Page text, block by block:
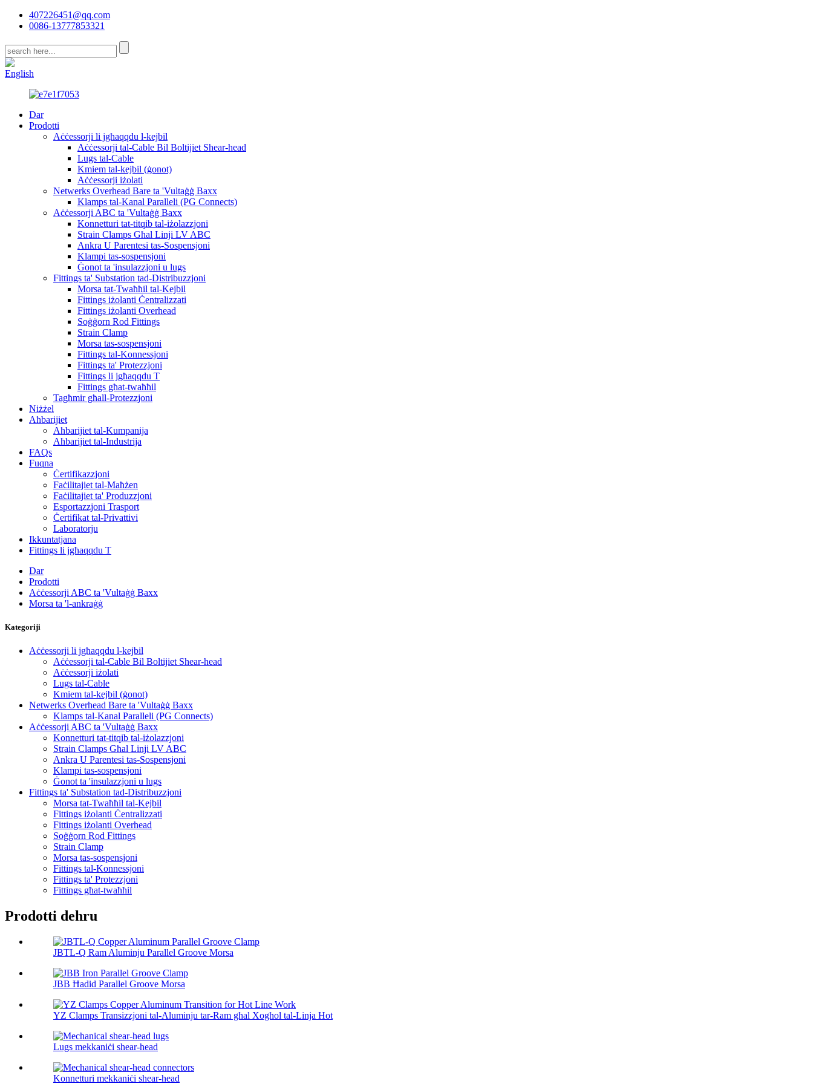
407226451@qq.com
0086-13777853321
English
Dar
Prodotti
Aċċessorji li jgħaqqdu l-kejbil
Aċċessorji tal-Cable Bil Boltijiet Shear-head
Lugs tal-Cable
Kmiem tal-kejbil (ġonot)
Aċċessorji iżolati
Netwerks Overhead Bare ta 'Vultaġġ Baxx
Klamps tal-Kanal Paralleli (PG Connects)
Aċċessorji ABC ta 'Vultaġġ Baxx
Konnetturi tat-titqib tal-iżolazzjoni
Strain Clamps Għal Linji LV ABC
Ankra U Parentesi tas-Sospensjoni
Klampi tas-sospensjoni
Ġonot ta 'insulazzjoni u lugs
Fittings ta' Substation tad-Distribuzzjoni
Morsa tat-Twaħħil tal-Kejbil
Fittings iżolanti Ċentralizzati
Fittings iżolanti Overhead
Soġġorn Rod Fittings
Strain Clamp
Morsa tas-sospensjoni
Fittings tal-Konnessjoni
Fittings ta' Protezzjoni
Fittings li jgħaqqdu T
Fittings għat-twaħħil
Tagħmir għall-Protezzjoni
Niżżel
Aħbarijiet
Aħbarijiet tal-Kumpanija
Aħbarijiet tal-Industrija
FAQs
Fuqna
Ċertifikazzjoni
Faċilitajiet tal-Maħżen
Faċilitajiet ta' Produzzjoni
Esportazzjoni Trasport
Ċertifikat tal-Privattivi
Laboratorju
Ikkuntatjana
Fittings li jgħaqqdu T
Dar
Prodotti
Aċċessorji ABC ta 'Vultaġġ Baxx
Morsa ta 'l-ankraġġ
Kategoriji
Aċċessorji li jgħaqqdu l-kejbil
Aċċessorji tal-Cable Bil Boltijiet Shear-head
Aċċessorji iżolati
Lugs tal-Cable
Kmiem tal-kejbil (ġonot)
Netwerks Overhead Bare ta 'Vultaġġ Baxx
Klamps tal-Kanal Paralleli (PG Connects)
Aċċessorji ABC ta 'Vultaġġ Baxx
Konnetturi tat-titqib tal-iżolazzjoni
Strain Clamps Għal Linji LV ABC
Ankra U Parentesi tas-Sospensjoni
Klampi tas-sospensjoni
Ġonot ta 'insulazzjoni u lugs
Fittings ta' Substation tad-Distribuzzjoni
Morsa tat-Twaħħil tal-Kejbil
Fittings iżolanti Ċentralizzati
Fittings iżolanti Overhead
Soġġorn Rod Fittings
Strain Clamp
Morsa tas-sospensjoni
Fittings tal-Konnessjoni
Fittings ta' Protezzjoni
Fittings għat-twaħħil
Prodotti dehru
JBTL-Q Ram Aluminju Parallel Groove Morsa
JBB Ħadid Parallel Groove Morsa
YZ Clamps Transizzjoni tal-Aluminju tar-Ram għal Xogħol tal-Linja Hot
Lugs mekkaniċi shear-head
Konnetturi mekkaniċi shear-head